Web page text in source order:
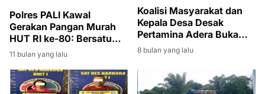
Polres PALI Kawal
Gerakan Pangan Murah
HUT RI ke-80: Bersatu
Berdaulat, Rakyat
Sejahtera, Indonesia
Maju, 2 Ton Beras Ludes
Terjual
11 bulan yang lalu
Koalisi Masyarakat dan
Kepala Desa Desak
Pertamina Adera Buka
Rekrutmen Tenaga Kerja
Secara Transparan
8 bulan yang lalu